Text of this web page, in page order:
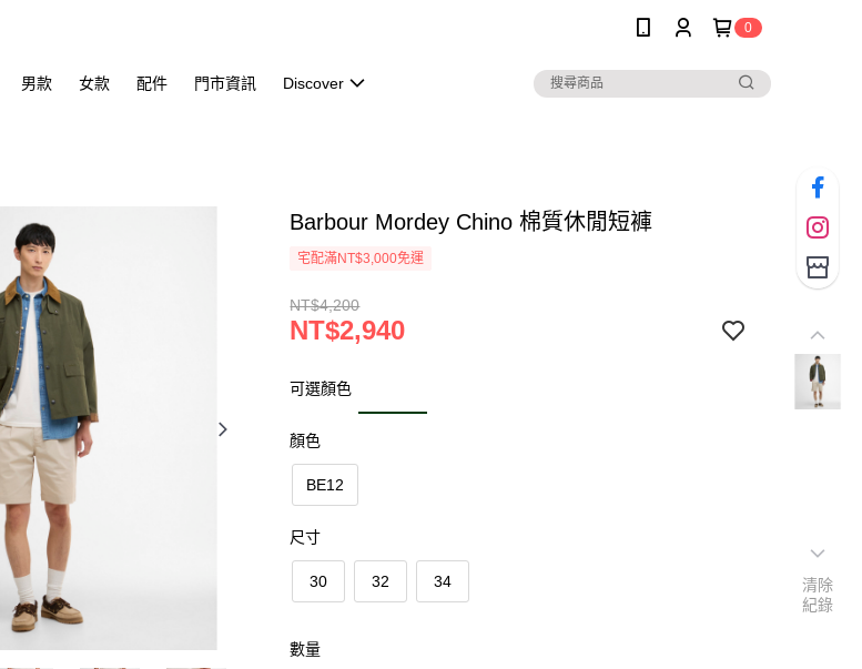
0
男款 女款 配件 門市資訊 Discover
Barbour Mordey Chino 棉質休閒短褲
宅配滿NT$3,000免運
NT$4,200
NT$2,940
可選顏色
顏色
BE12
尺寸
30 32 34
數量
清除
紀錄